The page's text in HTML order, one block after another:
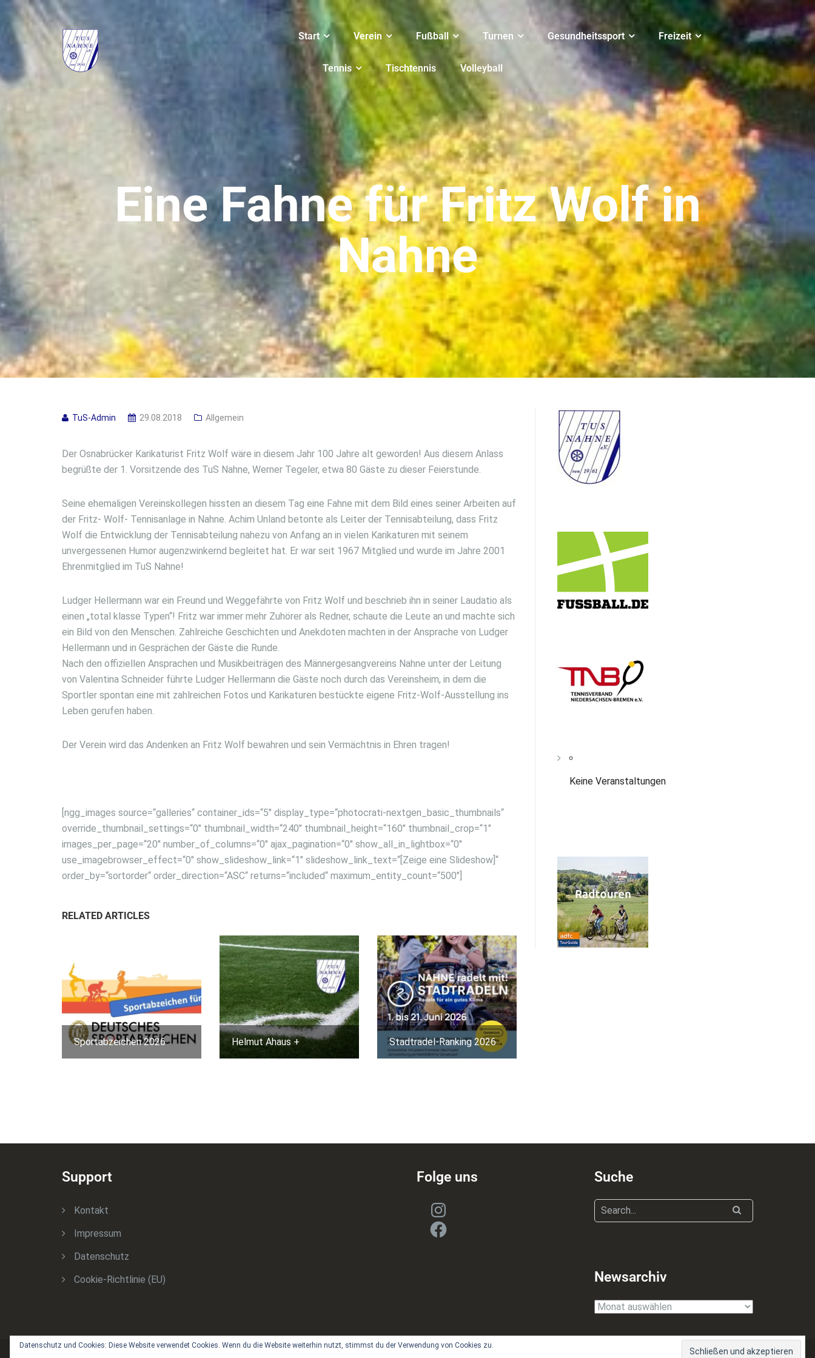
Start Verein Fußball Turnen Gesundheitssport Freizeit
Tennis Tischtennis Volleyball
Eine Fahne für Fritz Wolf in
Nahne
TuS-Admin 29.08.2018 Allgemein
Der Osnabrücker Karikaturist Fritz Wolf wäre in diesem Jahr 100 Jahre alt geworden! Aus diesem Anlass
begrüßte der 1. Vorsitzende des TuS Nahne, Werner Tegeler, etwa 80 Gäste zu dieser Feierstunde.
Seine ehemaligen Vereinskollegen hissten an diesem Tag eine Fahne mit dem Bild eines seiner Arbeiten auf
der Fritz- Wolf- Tennisanlage in Nahne. Achim Unland betonte als Leiter der Tennisabteilung, dass Fritz
Wolf die Entwicklung der Tennisabteilung nahezu von Anfang an in vielen Karikaturen mit seinem
unvergessenen Humor augenzwinkernd begleitet hat. Er war seit 1967 Mitglied und wurde im Jahre 2001
Ehrenmitglied im TuS Nahne!
Ludger Hellermann war ein Freund und Weggefährte von Fritz Wolf und beschrieb ihn in seiner Laudatio als
einen „total klasse Typen“! Fritz war immer mehr Zuhörer als Redner, schaute die Leute an und machte sich
ein Bild von den Menschen. Zahlreiche Geschichten und Anekdoten machten in der Ansprache von Ludger
Hellermann und in Gesprächen der Gäste die Runde.
Nach den offiziellen Ansprachen und Musikbeiträgen des Männergesangvereins Nahne unter der Leitung
von Valentina Schneider führte Ludger Hellermann die Gäste noch durch das Vereinsheim, in dem die
Sportler spontan eine mit zahlreichen Fotos und Karikaturen bestückte eigene Fritz-Wolf-Ausstellung ins
Leben gerufen haben.
Der Verein wird das Andenken an Fritz Wolf bewahren und sein Vermächtnis in Ehren tragen!
[ngg_images source=“galleries“ container_ids=“5″ display_type=“photocrati-nextgen_basic_thumbnails“
override_thumbnail_settings=“0″ thumbnail_width=“240″ thumbnail_height=“160″ thumbnail_crop=“1″
images_per_page=“20″ number_of_columns=“0″ ajax_pagination=“0″ show_all_in_lightbox=“0″
use_imagebrowser_effect=“0″ show_slideshow_link=“1″ slideshow_link_text=“[Zeige eine Slideshow]“
order_by=“sortorder“ order_direction=“ASC“ returns=“included“ maximum_entity_count=“500″]
RELATED ARTICLES
Sportabzeichen 2026 Helmut Ahaus + Stadtradel-Ranking 2026
Keine Veranstaltungen
Support
Kontakt
Impressum
Datenschutz
Cookie-Richtlinie (EU)
Folge uns
Instagram
Facebook
Suche
Newsarchiv
Newsarchiv
Datenschutz und Cookies: Diese Website verwendet Cookies. Wenn du die Website weiterhin nutzt, stimmst du der Verwendung von Cookies zu.